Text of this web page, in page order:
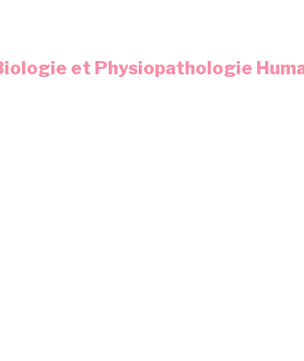
et Physiopathologie